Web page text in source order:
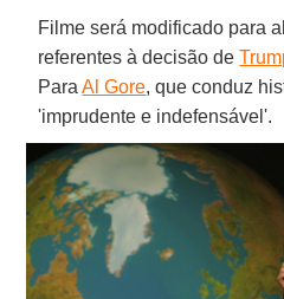
Filme será modificado para
referentes à decisão de
ParaAl Gore, que conduz
'imprudente e indefensável'.